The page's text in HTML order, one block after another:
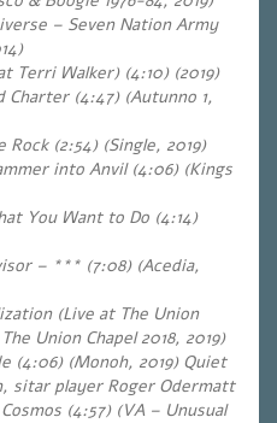
– Seven Nation Army
Terri Walker) (4:10) (2019)
Charter (4:47) (Autunno 1,
(2:54) (Single, 2019)
into Anvil (4:06) (Kings
You Want to Do (4:14)
– *** (7:08) (Acedia,
(Live at The Union
Union Chapel 2018, 2019)
(4:06) (Monoh, 2019) Quiet
sitar player Roger Odermatt
(4:57) (VA – Unusual